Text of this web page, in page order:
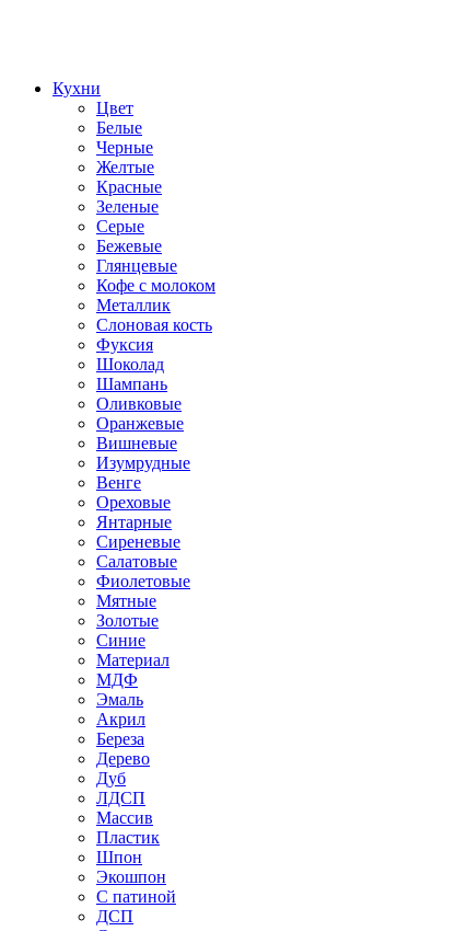
Кухни
Цвет
Белые
Черные
Желтые
Красные
Зеленые
Серые
Бежевые
Глянцевые
Кофе с молоком
Металлик
Слоновая кость
Фуксия
Шоколад
Шампань
Оливковые
Оранжевые
Вишневые
Изумрудные
Венге
Ореховые
Янтарные
Сиреневые
Салатовые
Фиолетовые
Мятные
Золотые
Синие
Материал
МДФ
Эмаль
Акрил
Береза
Дерево
Дуб
ЛДСП
Массив
Пластик
Шпон
Экошпон
С патиной
ДСП